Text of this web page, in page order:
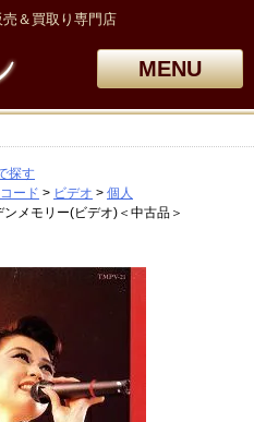
＆買取り専門店
MENU
探す
ード
ビデオ
個人
メモリー(ビデオ)＜中古品＞